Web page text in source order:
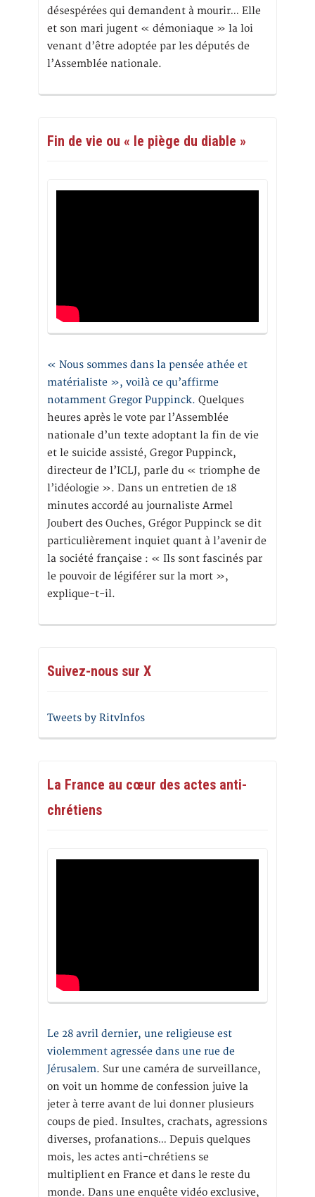
désespérées qui demandent à mourir… Elle
et son mari jugent « démoniaque » la loi
venant d’être adoptée par les députés de
l’Assemblée nationale.
Fin de vie ou « le piège du diable »
« Nous sommes dans la pensée athée et
matérialiste », voilà ce qu’affirme
notamment Gregor Puppinck. Quelques
heures après le vote par l’Assemblée
nationale d’un texte adoptant la fin de vie
et le suicide assisté, Gregor Puppinck,
directeur de l’ICLJ, parle du « triomphe de
l’idéologie ». Dans un entretien de 18
minutes accordé au journaliste Armel
Joubert des Ouches, Grégor Puppinck se dit
particulièrement inquiet quant à l’avenir de
la société française : « Ils sont fascinés par
le pouvoir de légiférer sur la mort »,
explique-t-il.
Suivez-nous sur X
Tweets by RitvInfos
La France au cœur des actes anti-
chrétiens
Le 28 avril dernier, une religieuse est
violemment agressée dans une rue de
Jérusalem. Sur une caméra de surveillance,
on voit un homme de confession juive la
jeter à terre avant de lui donner plusieurs
coups de pied. Insultes, crachats, agressions
diverses, profanations… Depuis quelques
mois, les actes anti-chrétiens se
multiplient en France et dans le reste du
monde. Dans une enquête vidéo exclusive,